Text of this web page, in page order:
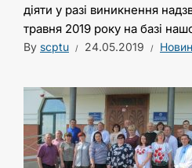
діяти у разі виникнення
травня 2019 року на базі
By scptu 24.05.2019